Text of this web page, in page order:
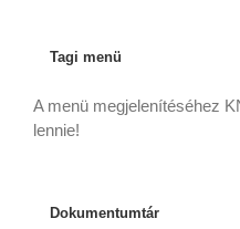
Tagi menü
A menü megjelenítéséhez
lennie!
Dokumentumtár